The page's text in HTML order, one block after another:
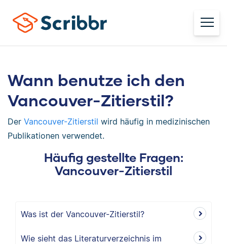
Wann benutze ich den
Vancouver-Zitierstil?
Der Vancouver-Zitierstil wird häufig in medizinischen
Publikationen verwendet.
Häufig gestellte Fragen:
Vancouver-Zitierstil
Was ist der Vancouver-Zitierstil?
Wie sieht das Literaturverzeichnis im